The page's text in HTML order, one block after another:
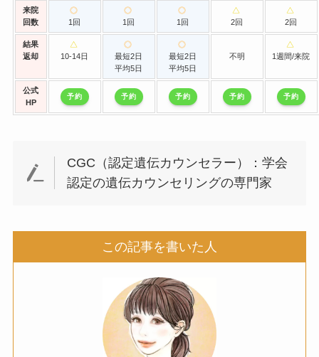
来院
回数
1回 1回 1回 2回 2回
結果
返却
10-14日
最短2日
平均5日
最短2日
平均5日
不明 1週間/来院
公式
HP
予約 予約 予約 予約 予約
CGC（認定遺伝カウンセラー）：学会
認定の遺伝カウンセリングの専門家
この記事を書いた人